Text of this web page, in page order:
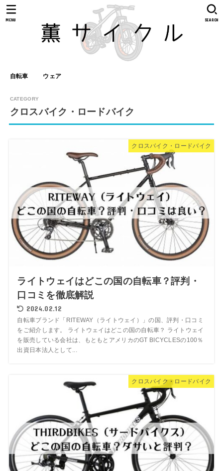
自転車 ウェア
SEARCH
MENU
クロスバイク・ロードバイク
クロスバイク・ロードバイク
ライトウェイはどこの国の自転車？評判・
口コミを徹底解説
2024.02.12
自転車ブランド「RITEWAY（ライトウェイ）」の国、評判・口コミ
をご紹介します。 ライトウェイはどこの国の自転車？ ライトウェイ
を販売している会社は、もともとアメリカのGT BICYCLESの100％
出資日本法人として...
クロスバイク・ロードバイク